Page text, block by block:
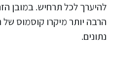
להיערך לכל תרחיש. במובן
הרבה יותר מיקרו קוסמוס
נתונים.